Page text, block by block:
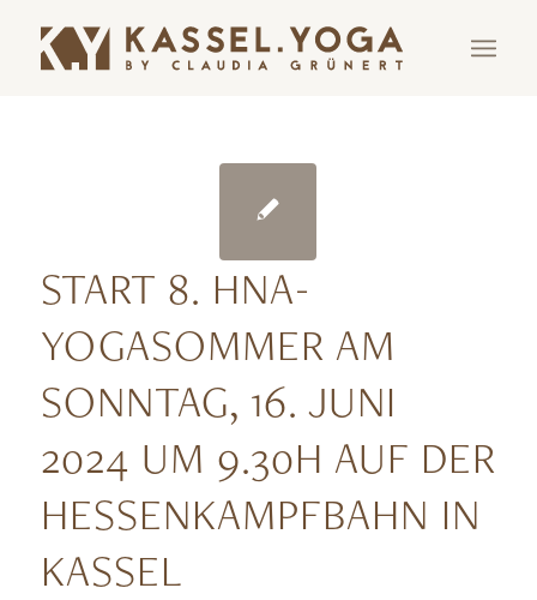
START 8. HNA-
YOGASOMMER AM
SONNTAG, 16. JUNI
2024 UM 9.30H AUF DER
HESSENKAMPFBAHN IN
KASSEL